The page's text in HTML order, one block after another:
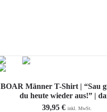
Ausführung wählen
BOAR Männer T-Shirt | “Sau
du heute wieder aus!” |
39,95 € inkl. MwSt.